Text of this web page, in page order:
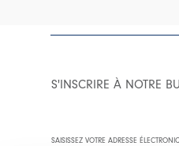
S'INSCRIRE À NOTRE